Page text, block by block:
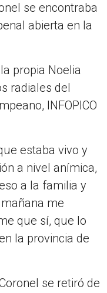
se encontraba
abierta en la
propia Noelia
radiales del
INFOPICO
estaba vivo y
a nivel anímica,
a la familia y
me
que sí, que lo
la provincia de
se retiró de